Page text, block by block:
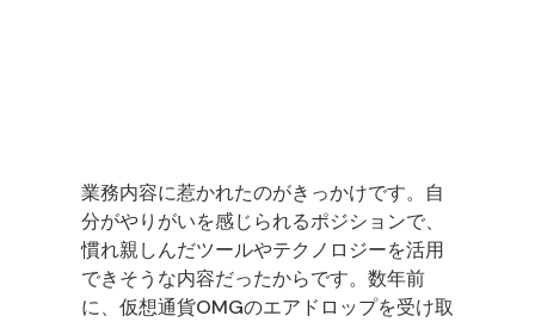
業務内容に惹かれたのがきっかけです。自
分がやりがいを感じられるポジションで、
慣れ親しんだツールやテクノロジーを活用
できそうな内容だったからです。数年前
に、仮想通貨OMGのエアドロップを受け取